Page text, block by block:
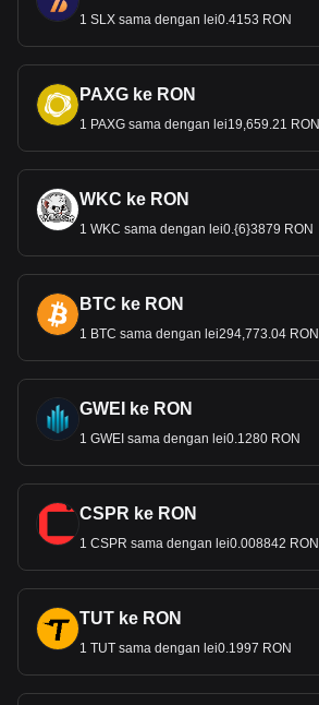
1 SLX sama dengan lei0.4153 RON
PAXG ke RON
1 PAXG sama dengan lei19,659.21 RON
WKC ke RON
1 WKC sama dengan lei0.{6}3879 RON
BTC ke RON
1 BTC sama dengan lei294,773.04 RON
GWEI ke RON
1 GWEI sama dengan lei0.1280 RON
CSPR ke RON
1 CSPR sama dengan lei0.008842 RON
TUT ke RON
1 TUT sama dengan lei0.1997 RON